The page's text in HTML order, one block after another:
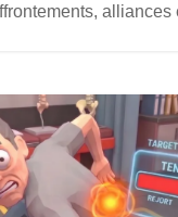
alliances